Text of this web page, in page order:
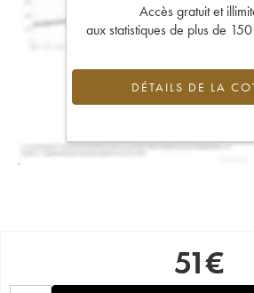
Accès gratuit et
aux statistiques de plus de
DÉTAILS DE LA
51€